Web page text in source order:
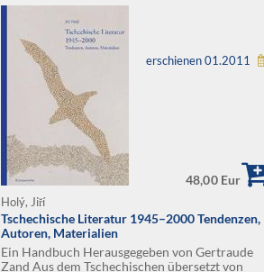
erschienen 01.2011
48,00 Eur
Holý, Jiří
Tschechische Literatur 1945–2000 Tendenzen,
Autoren, Materialien
Ein Handbuch Herausgegeben von Gertraude
Zand Aus dem Tschechischen übersetzt von